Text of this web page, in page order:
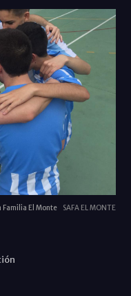
Familia El Monte SAFA EL MONTE